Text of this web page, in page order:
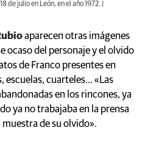
de julio en León, en el año 1972. |
aparecen otras imágenes
ocaso del personaje y el olvido
de Franco presentes en
cuarteles... «Las
en los rincones, ya
ya no trabajaba en la prensa
muestra de su olvido».